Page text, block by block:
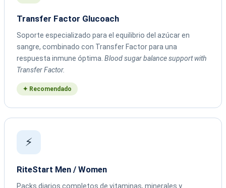
Transfer Factor Glucoach
Soporte especializado para el equilibrio del azúcar en
sangre, combinado con Transfer Factor para una
respuesta inmune óptima. Blood sugar balance support with
Transfer Factor.
✦ Recomendado
⚡
RiteStart Men / Women
Packs diarios completos de vitaminas, minerales y